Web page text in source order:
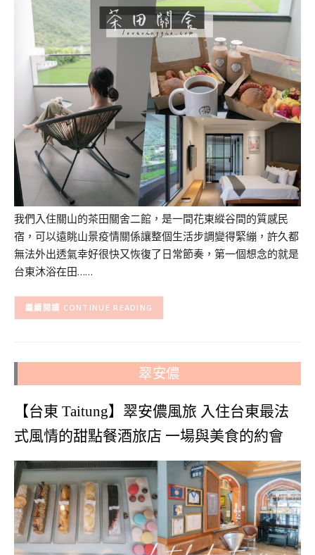
我們入住關山的茶田關舍二館，是一間花東縱谷間的質感民
宿，可以遠眺山景疫情關係讓整個生活步調變得緊繃，許久都
無法外出透氣幸好很快又恢復了日常節奏，第一個想念的就是
台東沐浴在田……
CONTINUE READING
翠安儂
【台東 Taitung】翠安儂風旅 入住台東最法
式風情的甜點餐酒旅店 一場與美食的約會